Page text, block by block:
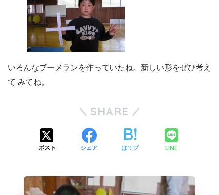
いろんなブーメランを作っていたね。新しい形をぜひ考え
て みてね。
SHARE
ポスト シェア はてブ LINE